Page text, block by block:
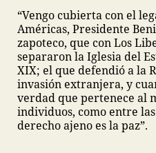
“Vengo cubierta con el
Américas, Presidente
zapoteco, que con Los
separaron la Iglesia del
XIX; el que defendió a la
invasión extranjera, y
verdad que pertenece al
individuos, como entre
derecho ajeno es la paz”.